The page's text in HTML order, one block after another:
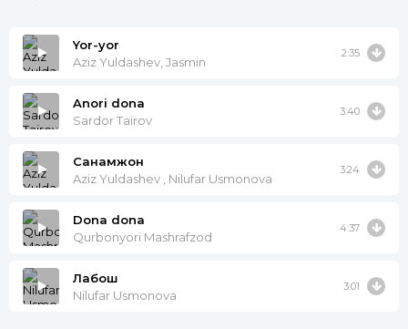
Yor-yor
Aziz Yuldashev, Jasmin
2:35
Anori dona
Sardor Tairov
3:40
Санамжон
Aziz Yuldashev , Nilufar Usmonova
3:24
Dona dona
Qurbonyori Mashrafzod
4:37
Лабош
Nilufar Usmonova
3:01